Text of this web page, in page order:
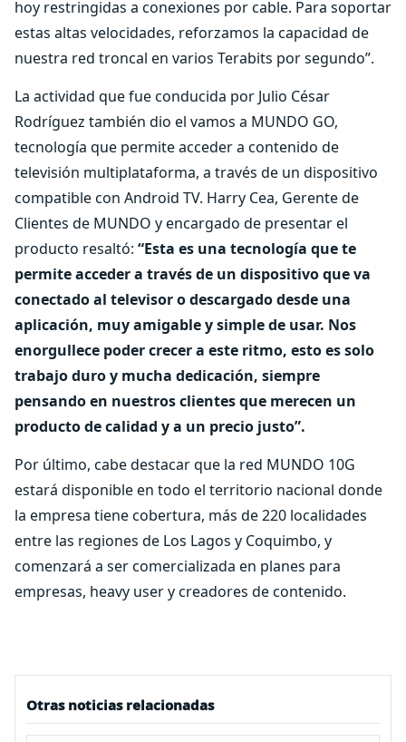
hoy restringidas a conexiones por cable. Para soportar
estas altas velocidades, reforzamos la capacidad de
nuestra red troncal en varios Terabits por segundo”.
La actividad que fue conducida por Julio César
Rodríguez también dio el vamos a MUNDO GO,
tecnología que permite acceder a contenido de
televisión multiplataforma, a través de un dispositivo
compatible con Android TV. Harry Cea, Gerente de
Clientes de MUNDO y encargado de presentar el
producto resaltó: “Esta es una tecnología que te
permite acceder a través de un dispositivo que va
conectado al televisor o descargado desde una
aplicación, muy amigable y simple de usar. Nos
enorgullece poder crecer a este ritmo, esto es solo
trabajo duro y mucha dedicación, siempre
pensando en nuestros clientes que merecen un
producto de calidad y a un precio justo”.
Por último, cabe destacar que la red MUNDO 10G
estará disponible en todo el territorio nacional donde
la empresa tiene cobertura, más de 220 localidades
entre las regiones de Los Lagos y Coquimbo, y
comenzará a ser comercializada en planes para
empresas, heavy user y creadores de contenido.
Otras noticias relacionadas